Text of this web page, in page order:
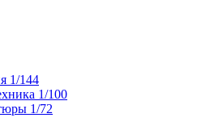
1/144
1/100
1/72